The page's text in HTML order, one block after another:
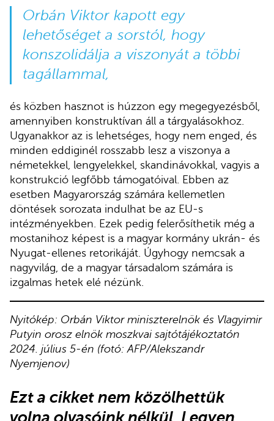
Orbán Viktor kapott egy
lehetőséget a sorstól, hogy
konszolidálja a viszonyát a többi
tagállammal,
és közben hasznot is húzzon egy megegyezésből,
amennyiben konstruktívan áll a tárgyalásokhoz.
Ugyanakkor az is lehetséges, hogy nem enged, és
minden eddiginél rosszabb lesz a viszonya a
németekkel, lengyelekkel, skandinávokkal, vagyis a
konstrukció legfőbb támogatóival. Ebben az
esetben Magyarország számára kellemetlen
döntések sorozata indulhat be az EU-s
intézményekben. Ezek pedig felerősíthetik még a
mostanihoz képest is a magyar kormány ukrán- és
Nyugat-ellenes retorikáját. Úgyhogy nemcsak a
nagyvilág, de a magyar társadalom számára is
izgalmas hetek elé nézünk.
Nyitókép: Orbán Viktor miniszterelnök és Vlagyimir
Putyin orosz elnök moszkvai sajtótájékoztatón
2024. július 5-én (fotó: AFP/Alekszandr
Nyemjenov)
Ezt a cikket nem közölhettük
volna olvasóink nélkül. Legyen